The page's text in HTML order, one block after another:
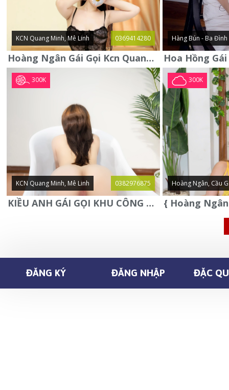
KCN Quang Minh, Mê Linh 0369414280
Hoàng Ngân Gái Gọi Kcn Quang Minh - Mê Linh . Hàng Vip Lần Đầu
Hàng Bún - Ba Đình
300K
KCN Quang Minh, Mê Linh 0382976875
KIỀU ANH GÁI GỌI KHU CÔNG NGHIỆP QUANG MINH - MÊ LINH
300K
Hoàng Ngân, Cầu
ĐĂNG KÝ ĐĂNG NHẬP ĐẶC